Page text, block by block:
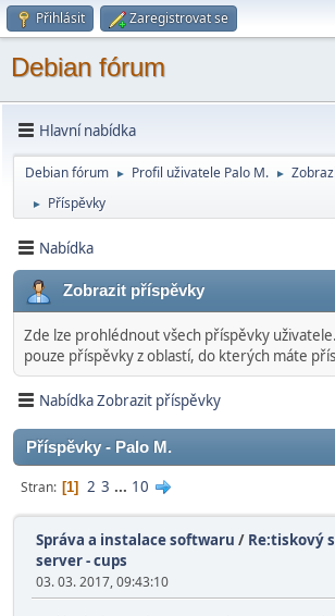
Přihlásit Zaregistrovat se
Debian fórum
Hlavní nabídka
Debian fórum ► Profil uživatele Palo M. ►
► Příspěvky
Nabídka
Zobrazit příspěvky
Zde lze prohlédnout všech příspěvky
pouze příspěvky z oblastí, do kterých máte
Nabídka Zobrazit příspěvky
Příspěvky - Palo M.
Stran 1 2 3 ... 10
Správa a instalace softwaru / Re:tiskový
server - cups
03. 03. 2017, 09:43:10